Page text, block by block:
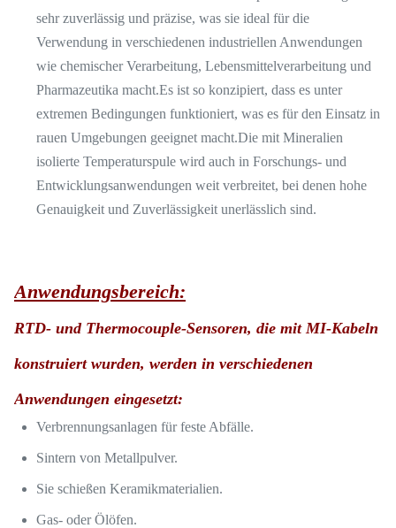
sehr zuverlässig und präzise, was sie ideal für die
Verwendung in verschiedenen industriellen Anwendungen
wie chemischer Verarbeitung, Lebensmittelverarbeitung und
Pharmazeutika macht.Es ist so konzipiert, dass es unter
extremen Bedingungen funktioniert, was es für den Einsatz in
rauen Umgebungen geeignet macht.Die mit Mineralien
isolierte Temperaturspule wird auch in Forschungs- und
Entwicklungsanwendungen weit verbreitet, bei denen hohe
Genauigkeit und Zuverlässigkeit unerlässlich sind.
Anwendungsbereich:
RTD- und Thermocouple-Sensoren, die mit MI-Kabeln
konstruiert wurden, werden in verschiedenen
Anwendungen eingesetzt:
Verbrennungsanlagen für feste Abfälle.
Sintern von Metallpulver.
Sie schießen Keramikmaterialien.
Gas- oder Ölöfen.